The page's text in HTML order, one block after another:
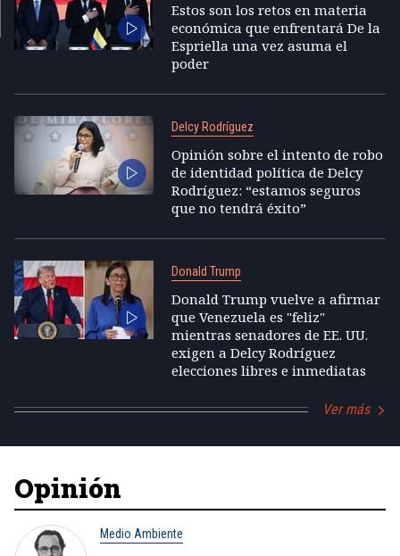
Estos son los retos en materia
económica que enfrentará De la
Espriella una vez asuma el
poder
Delcy Rodríguez
Opinión sobre el intento de robo
de identidad política de Delcy
Rodríguez: “estamos seguros
que no tendrá éxito”
Donald Trump
Donald Trump vuelve a afirmar
que Venezuela es "feliz"
mientras senadores de EE. UU.
exigen a Delcy Rodríguez
elecciones libres e inmediatas
Ver más
Opinión
Medio Ambiente